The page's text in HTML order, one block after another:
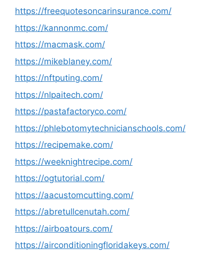
https://freequotesoncarinsurance.com/
https://kannonmc.com/
https://macmask.com/
https://mikeblaney.com/
https://nftputing.com/
https://nlpaitech.com/
https://pastafactoryco.com/
https://phlebotomytechnicianschools.com/
https://recipemake.com/
https://weeknightrecipe.com/
https://ogtutorial.com/
https://aacustomcutting.com/
https://abretullcenutah.com/
https://airboatours.com/
https://airconditioningfloridakeys.com/